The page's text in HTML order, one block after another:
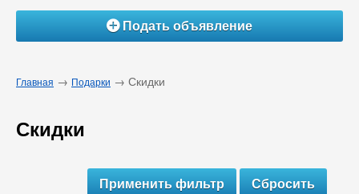
ÁПодать объявление
Главная → Подарки → Скидки
Скидки